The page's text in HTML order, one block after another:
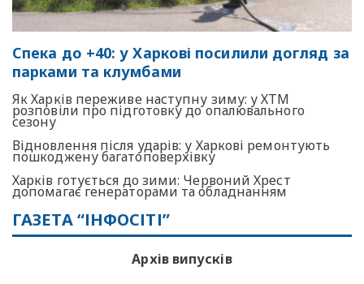
Спека до +40: у Харкові посилили догляд за
парками та клумбами
Як Харків переживе наступну зиму: у ХТМ
розповіли про підготовку до опалювального
сезону
Відновлення після ударів: у Харкові ремонтують
пошкоджену багатоповерхівку
Харків готується до зими: Червоний Хрест
допомагає генераторами та обладнанням
ГАЗЕТА “ІНФОСІТІ”
Архів випусків